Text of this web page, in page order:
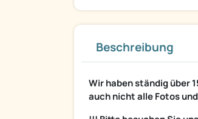
Beschreibung
Wir haben ständig über
auch nicht alle Fotos